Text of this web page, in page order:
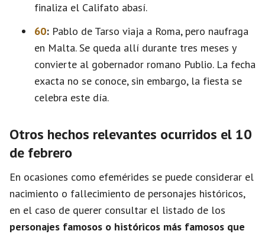
finaliza el Califato abasí.
60: Pablo de Tarso viaja a Roma, pero naufraga
en Malta. Se queda allí durante tres meses y
convierte al gobernador romano Publio. La fecha
exacta no se conoce, sin embargo, la fiesta se
celebra este día.
Otros hechos relevantes ocurridos el 10
de febrero
En ocasiones como efemérides se puede considerar el
nacimiento o fallecimiento de personajes históricos,
en el caso de querer consultar el listado de los
personajes famosos o históricos más famosos que